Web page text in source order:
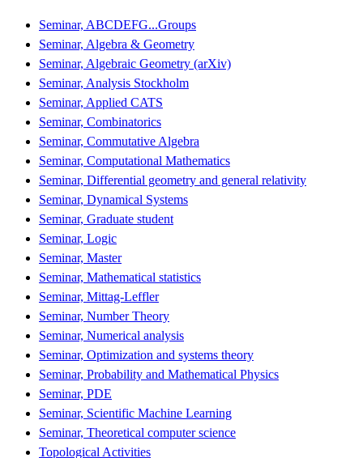
Seminar, ABCDEFG...Groups
Seminar, Algebra & Geometry
Seminar, Algebraic Geometry (arXiv)
Seminar, Analysis Stockholm
Seminar, Applied CATS
Seminar, Combinatorics
Seminar, Commutative Algebra
Seminar, Computational Mathematics
Seminar, Differential geometry and general relativity
Seminar, Dynamical Systems
Seminar, Graduate student
Seminar, Logic
Seminar, Master
Seminar, Mathematical statistics
Seminar, Mittag-Leffler
Seminar, Number Theory
Seminar, Numerical analysis
Seminar, Optimization and systems theory
Seminar, Probability and Mathematical Physics
Seminar, PDE
Seminar, Scientific Machine Learning
Seminar, Theoretical computer science
Topological Activities